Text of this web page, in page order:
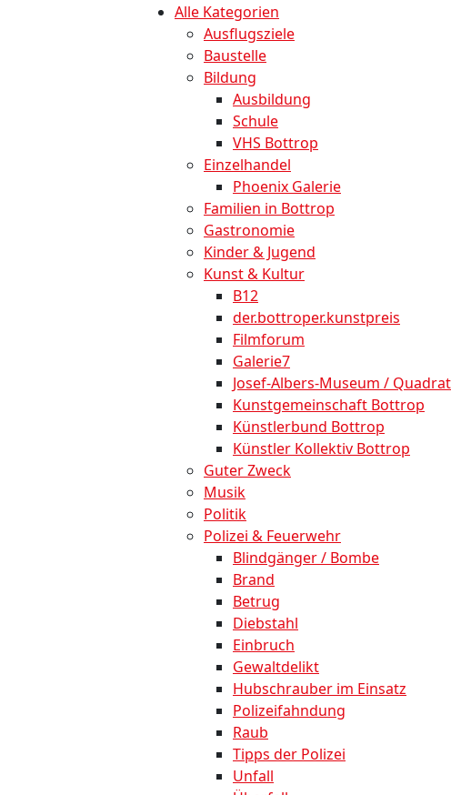
Alle Kategorien
Ausflugsziele
Baustelle
Bildung
Ausbildung
Schule
VHS Bottrop
Einzelhandel
Phoenix Galerie
Familien in Bottrop
Gastronomie
Kinder & Jugend
Kunst & Kultur
B12
der.bottroper.kunstpreis
Filmforum
Galerie7
Josef-Albers-Museum / Quadrat
Kunstgemeinschaft Bottrop
Künstlerbund Bottrop
Künstler Kollektiv Bottrop
Guter Zweck
Musik
Politik
Polizei & Feuerwehr
Blindgänger / Bombe
Brand
Betrug
Diebstahl
Einbruch
Gewaltdelikt
Hubschrauber im Einsatz
Polizeifahndung
Raub
Tipps der Polizei
Unfall